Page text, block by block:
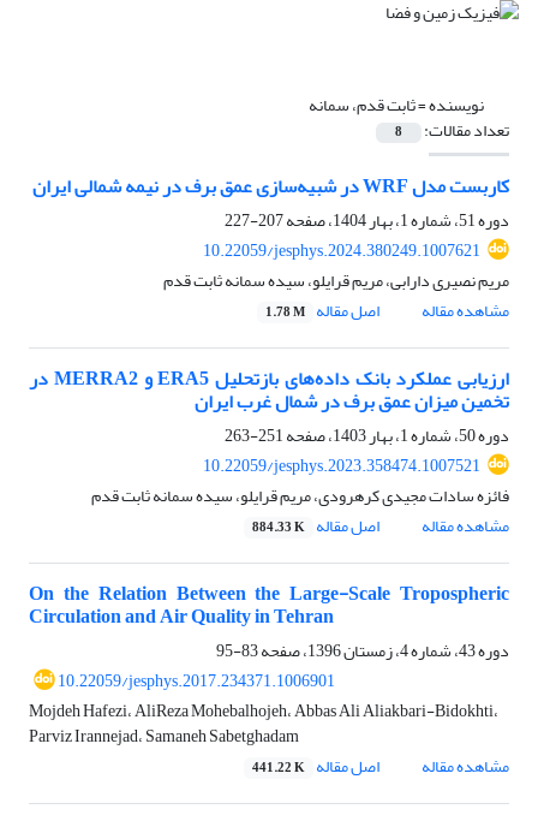
نویسنده =ثابت قدم، سمانه
تعداد مقالات: 8
کاربست مدل WRF در شبیه‌سازی عمق برف در نیمه شمالی ایران
دوره 51، شماره 1، بهار 1404، صفحه
207-227
10.22059/jesphys.2024.380249.1007621
مریم نصیری دارابی، مریم قرایلو، سیده سمانه ثابت قدم
مشاهده مقاله
اصل مقاله 1.78 M
ارزیابی عملکرد بانک داده‌های بازتحلیل ERA5 و MERRA2 در
تخمین میزان عمق برف در شمال غرب ایران
دوره 50، شماره 1، بهار 1403، صفحه
251-263
10.22059/jesphys.2023.358474.1007521
فائزه سادات مجیدی کرهرودی، مریم قرایلو، سیده سمانه ثابت قدم
مشاهده مقاله
اصل مقاله 884.33 K
On the Relation Between the Large-Scale Tropospheric
Circulation and Air Quality in Tehran
دوره 43، شماره 4، زمستان 1396، صفحه
83-95
10.22059/jesphys.2017.234371.1006901
Mojdeh Hafezi، AliReza Mohebalhojeh، Abbas Ali Aliakbari-Bidokhti،
Parviz Irannejad، Samaneh Sabetghadam
مشاهده مقاله
اصل مقاله 441.22 K